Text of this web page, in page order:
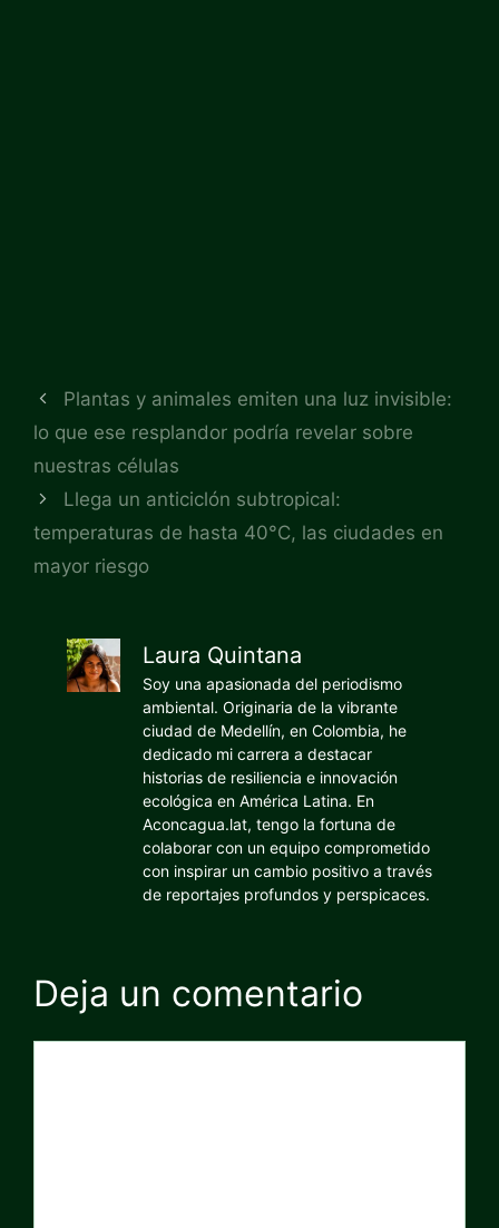
Plantas y animales emiten una luz invisible:
lo que ese resplandor podría revelar sobre
nuestras células
Llega un anticiclón subtropical:
temperaturas de hasta 40°C, las ciudades en
mayor riesgo
Laura Quintana
Soy una apasionada del periodismo
ambiental. Originaria de la vibrante
ciudad de Medellín, en Colombia, he
dedicado mi carrera a destacar
historias de resiliencia e innovación
ecológica en América Latina. En
Aconcagua.lat, tengo la fortuna de
colaborar con un equipo comprometido
con inspirar un cambio positivo a través
de reportajes profundos y perspicaces.
Deja un comentario